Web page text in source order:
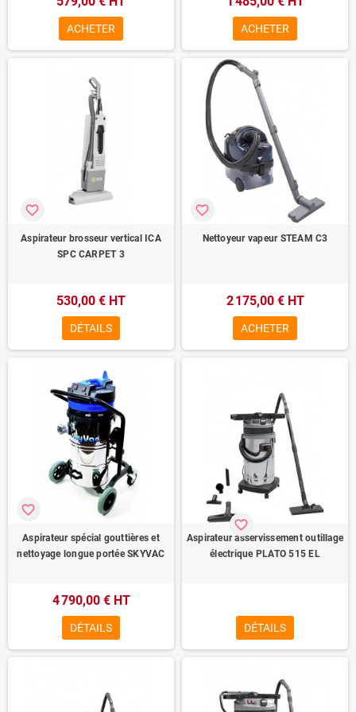
ACHETER ACHETER
Aspirateur brosseur vertical ICA
SPC CARPET 3
favorite_border
530,00 € HT
DÉTAILS
Nettoyeur vapeur STEAM C3
favorite_border
2 175,00 € HT
ACHETER
Aspirateur spécial gouttières et
nettoyage longue portée SKYVAC
favorite_border
4 790,00 € HT
DÉTAILS
Aspirateur asservissement outillage
électrique PLATO 515 EL
favorite_border
DÉTAILS